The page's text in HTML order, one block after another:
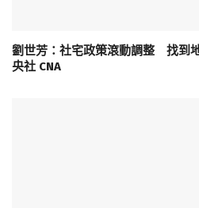
劉世芳：社宅政策滾動調整 找到
央社 CNA